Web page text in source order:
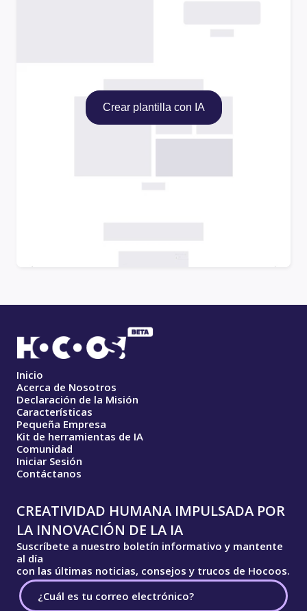
Crear plantilla con IA
Inicio
Acerca de Nosotros
Declaración de la Misión
Características
Pequeña Empresa
Kit de herramientas de IA
Comunidad
Iniciar Sesión
Contáctanos
CREATIVIDAD HUMANA IMPULSADA POR
LA INNOVACIÓN DE LA IA
Suscríbete a nuestro boletín informativo y mantente
al día
con las últimas noticias, consejos y trucos de Hocoos.